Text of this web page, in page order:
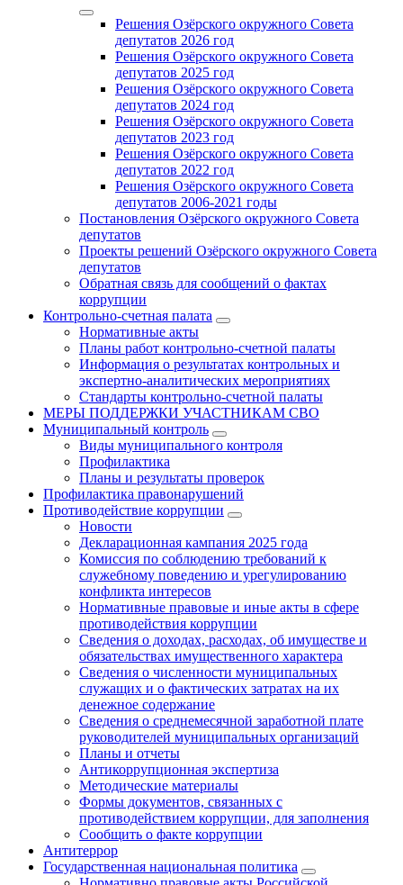
Решения Озёрского окружного Совета
депутатов 2026 год
Решения Озёрского окружного Совета
депутатов 2025 год
Решения Озёрского окружного Совета
депутатов 2024 год
Решения Озёрского окружного Совета
депутатов 2023 год
Решения Озёрского окружного Совета
депутатов 2022 год
Решения Озёрского окружного Совета
депутатов 2006-2021 годы
Постановления Озёрского окружного Совета
депутатов
Проекты решений Озёрского окружного Совета
депутатов
Обратная связь для сообщений о фактах
коррупции
Контрольно-счетная палата
Нормативные акты
Планы работ контрольно-счетной палаты
Информация о результатах контрольных и
экспертно-аналитических мероприятиях
Стандарты контрольно-счетной палаты
МЕРЫ ПОДДЕРЖКИ УЧАСТНИКАМ СВО
Муниципальный контроль
Виды муниципального контроля
Профилактика
Планы и результаты проверок
Профилактика правонарушений
Противодействие коррупции
Новости
Декларационная кампания 2025 года
Комиссия по соблюдению требований к
служебному поведению и урегулированию
конфликта интересов
Нормативные правовые и иные акты в сфере
противодействия коррупции
Сведения о доходах, расходах, об имуществе и
обязательствах имущественного характера
Сведения о численности муниципальных
служащих и о фактических затратах на их
денежное содержание
Сведения о среднемесячной заработной плате
руководителей муниципальных организаций
Планы и отчеты
Антикоррупционная экспертиза
Методические материалы
Формы документов, связанных с
противодействием коррупции, для заполнения
Сообщить о факте коррупции
Антитеррор
Государственная национальная политика